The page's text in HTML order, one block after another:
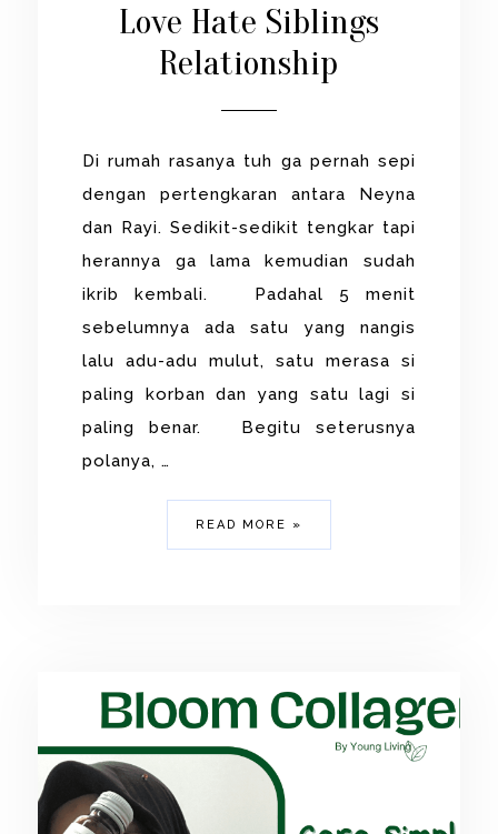
Love Hate Siblings
Relationship
Di rumah rasanya tuh ga pernah sepi
dengan pertengkaran antara Neyna
dan Rayi. Sedikit-sedikit tengkar tapi
herannya ga lama kemudian sudah
ikrib kembali. Padahal 5 menit
sebelumnya ada satu yang nangis
lalu adu-adu mulut, satu merasa si
paling korban dan yang satu lagi si
paling benar. Begitu seterusnya
polanya, …
READ MORE »